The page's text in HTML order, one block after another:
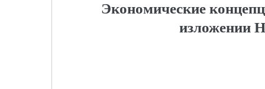
Экономические
изложении